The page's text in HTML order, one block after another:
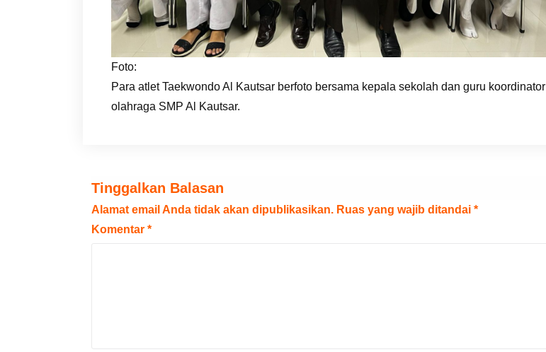
Foto:
Para atlet Taekwondo Al Kautsar berfoto bersama kepala sekolah dan guru koordinator
olahraga SMP Al Kautsar.
Tinggalkan Balasan
Alamat email Anda tidak akan dipublikasikan. Ruas yang wajib ditandai *
Komentar *